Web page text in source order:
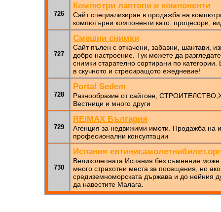
726
Компютри лаптопи и компоненти
Сайт специализиран в продажба на
компютърни компоненти като: процесори,
727
Смешни снимки
Сайт пълен с откачени, забавни, шантави,
добро настроение. Тук можете да
снимки старателно сортирани по
в скучното и стресиращото ежедневие!
728
Portal Sedem
Разнообразие от сайтове,
Вестници и много други
729
RE/MAX България
Aгенция за недвижими имоти. Продажба на
професионални консултации
730
Испания евтинисамолетнибилет.орг
Великолепната Испания без съмнение може
много страхотни места за посещения, но
средиземноморската държава и до нейния
да навестите Малага.